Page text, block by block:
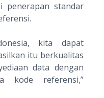
penerapan standar
kita dapat
itu berkualitas
data dengan
kode referensi,”